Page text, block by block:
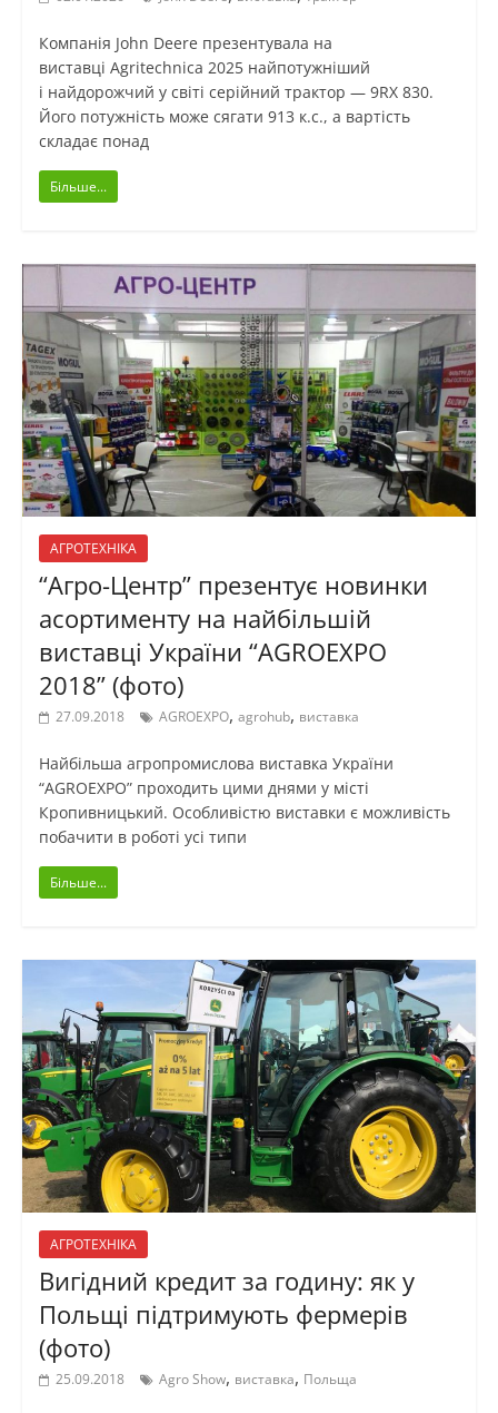
Компанія John Deere презентувала на
виставці Agritechnica 2025 найпотужніший
і найдорожчий у світі серійний трактор — 9RX 830.
Його потужність може сягати 913 к.с., а вартість
складає понад
Більше...
АГРОТЕХНІКА
“Агро-Центр” презентує новинки
асортименту на найбільшій
виставці України “AGROEXPO
2018” (фото)
27.09.2018 AGROEXPO, agrohub, виставка
Найбільша агропромислова виставка України
“AGROEXPO” проходить цими днями у місті
Кропивницький. Особливістю виставки є можливість
побачити в роботі усі типи
Більше...
АГРОТЕХНІКА
Вигідний кредит за годину: як у
Польщі підтримують фермерів
(фото)
25.09.2018 Agro Show, виставка, Польща